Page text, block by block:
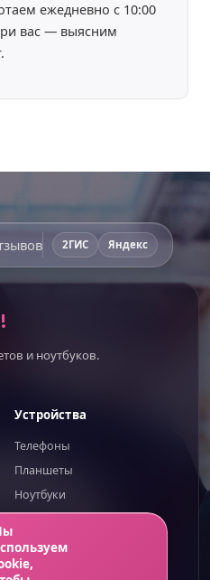
ежедневно с 10:00
вас — выясним
покажет запчасти
плюсы и минусы
2ГИС Яндекс
и ноутбуков.
Устройства
Телефоны
Планшеты
Ноутбуки
Публичная оферта
ИИ-помощник — отвечаю сразу